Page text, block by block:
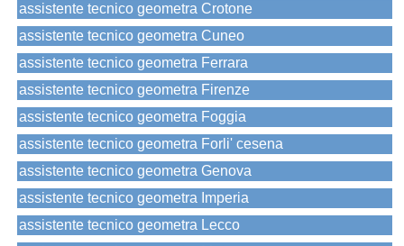
assistente tecnico geometra Crotone
assistente tecnico geometra Cuneo
assistente tecnico geometra Ferrara
assistente tecnico geometra Firenze
assistente tecnico geometra Foggia
assistente tecnico geometra Forli' cesena
assistente tecnico geometra Genova
assistente tecnico geometra Imperia
assistente tecnico geometra Lecco